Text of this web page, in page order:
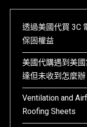
透過美國代買 3C
保固權益
美國代購遇到美
達但未收到怎麼辦
Ventilation and
Roofing Sheets